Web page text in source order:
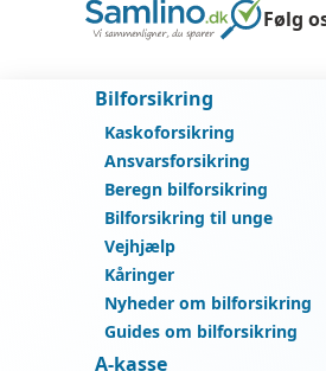
Følg
Bilforsikring
Kaskoforsikring
Ansvarsforsikring
Beregn bilforsikring
Bilforsikring til unge
Vejhjælp
Kåringer
Nyheder om bilforsikring
Guides om bilforsikring
A-kasse